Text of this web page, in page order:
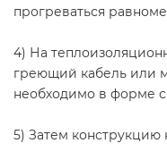
прогреваться
4) На
греющий кабель или
необходимо в форме
5) Затем конструкцию